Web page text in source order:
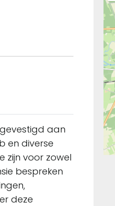
aan
en diverse
zijn voor zowel
bespreken
deze